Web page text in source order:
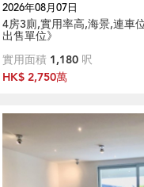
2026年08月07日
4房3廁,實用率高,海景,連車
出售單位》
實用面積 1,180 呎
HK$ 2,750萬